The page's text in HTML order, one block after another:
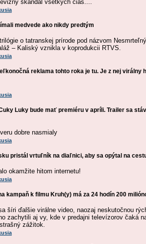
škandál všetkých čias....
medvede ako nikdy predtým
o tatranskej prírode pod názvom
– Kaliský vznikla v koprodukcii RTVS.
reklama tohto roka je tu. Je z nej virálny
Luky bude mať premiéru v apríli. Trailer sa
dobre nasmialy
pristál vrtuľník na diaľnici, aby sa opýtal na
okamžite hitom internetu!
kampaň k filmu Kruh(y) má za 24 hodín 200
šíri ďalšie virálne video, naozaj neskutočnou
zachytili aj vy, kde v predajni televízorov čaká
zážitok.